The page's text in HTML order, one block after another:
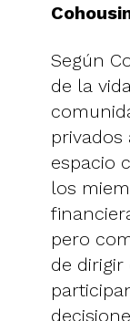
Según
de la
espacio
los
pero
de